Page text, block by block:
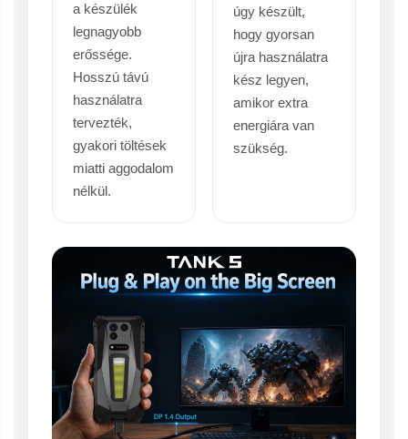
a készülék
legnagyobb
erőssége.
Hosszú távú
használatra
tervezték,
gyakori töltések
miatti aggodalom
nélkül.
úgy készült,
hogy gyorsan
újra használatra
kész legyen,
amikor extra
energiára van
szükség.